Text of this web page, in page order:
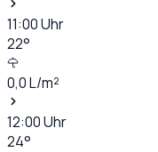
11:00Uhr
22°
0,0L/m²
12:00Uhr
24°